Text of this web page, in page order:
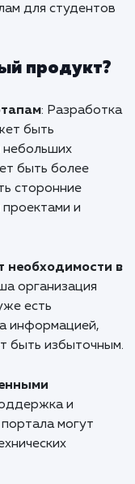
между
внутренние
в разных
корпоративный
где сотрудники
вести
обеспечить
академическим
для